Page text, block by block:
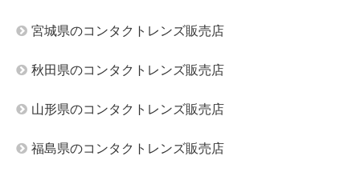
宮城県のコンタクトレンズ販売店
秋田県のコンタクトレンズ販売店
山形県のコンタクトレンズ販売店
福島県のコンタクトレンズ販売店